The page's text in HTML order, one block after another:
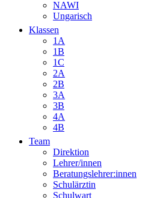
NAWI
Ungarisch
Klassen
1A
1B
1C
2A
2B
3A
3B
4A
4B
Team
Direktion
Lehrer/innen
Beratungslehrer:innen
Schulärztin
Schulwart